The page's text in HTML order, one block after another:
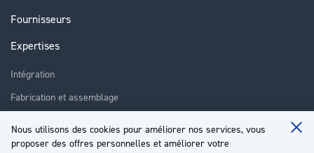
Nous utilisons des cookies pour améliorer nos services, vous
proposer des offres personnelles et améliorer votre
Fournisseurs
Expertises
Intégration
Fabrication et assemblage
Réparation